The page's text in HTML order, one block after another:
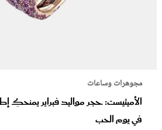
مجوهرات وساعات
الأميثيست: حجر مواليد فبراير يمنحكِ
في يوم الحب